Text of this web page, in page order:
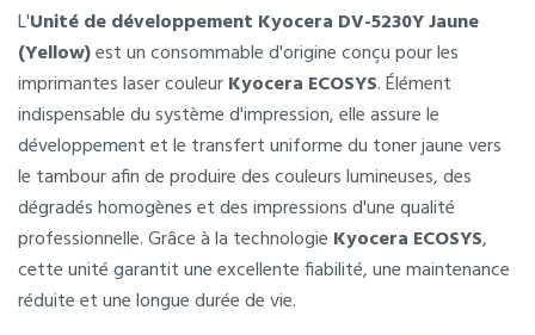
L'Unité de développement Kyocera DV-5230Y Jaune
(Yellow)est un consommable d'origine conçu pour les
imprimantes laser couleurKyocera ECOSYS. Élément
indispensable du système d'impression, elle assure le
développement et le transfert uniforme du toner jaune vers
le tambour afin de produire des couleurs lumineuses, des
dégradés homogènes et des impressions d'une qualité
professionnelle. Grâce à la technologie Kyocera ECOSYS,
cette unité garantit une excellente fiabilité, une maintenance
réduite et une longue durée de vie.